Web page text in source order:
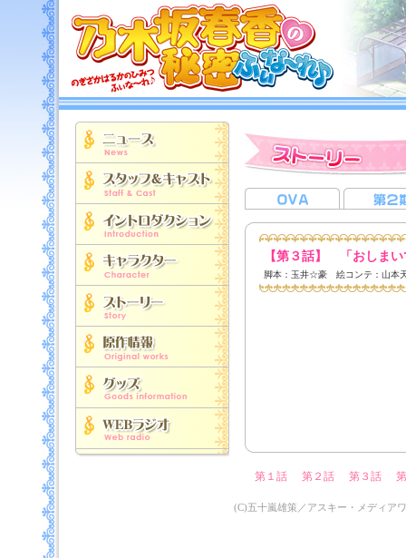
【第３話】 「おしま
脚本：玉井☆豪 絵コンテ：山本
第１話 第２話 第３話
(C)五十嵐雄策／アスキー・メディア